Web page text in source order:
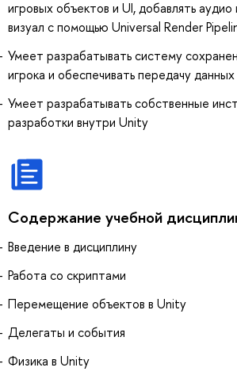
игровых объектов и UI, добавлять аудио
визуал с помощью Universal Render
Умеет разрабатывать систему
игрока и обеспечивать передачу
Умеет разрабатывать собственные
разработки внутри Unity
Содержание учебной
Введение в дисциплину
Работа со скриптами
Перемещение объектов в Unity
Делегаты и события
Физика в Unity